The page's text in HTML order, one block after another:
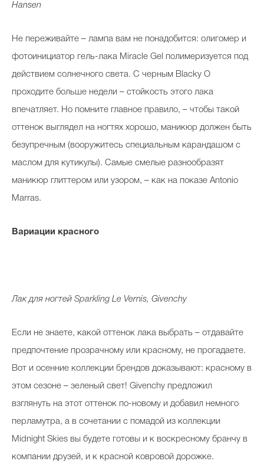
Hansen
Не переживайте – лампа вам не понадобится: олигомер и
фотоинициатор гель-лака Miracle Gel полимеризуется под
действием солнечного света. С черным Blacky O
проходите больше недели – стойкость этого лака
впечатляет. Но помните главное правило, – чтобы такой
оттенок выглядел на ногтях хорошо, маникюр должен быть
безупречным (вооружитесь специальным карандашом с
маслом для кутикулы). Самые смелые разнообразят
маникюр глиттером или узором, – как на показе Antonio
Marras.
Вариации красного
Лак для ногтей Sparkling Le Vernis, Givenchy
Если не знаете, какой оттенок лака выбрать – отдавайте
предпочтение прозрачному или красному, не прогадаете.
Вот и осенние коллекции брендов доказывают: красному в
этом сезоне – зеленый свет! Givenchy предложил
взглянуть на этот оттенок по-новому и добавил немного
перламутра, а в сочетании с помадой из коллекции
Midnight Skies вы будете готовы и к воскресному бранчу в
компании друзей, и к красной ковровой дорожке.